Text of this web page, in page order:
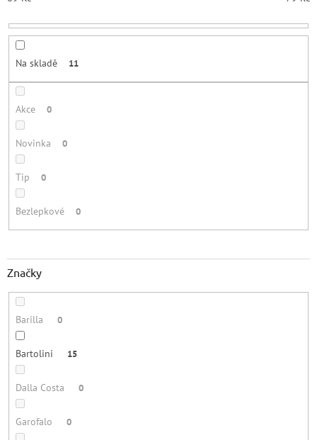
u
k
t
Na skladě 11
Akce 0
Novinka 0
Tip 0
Bezlepkové 0
Značky
Barilla 0
Bartolini 15
Dalla Costa 0
Garofalo 0